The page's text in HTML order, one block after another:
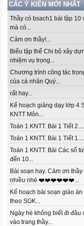
CÁC Ý KIẾN MỚI NHẤT
Thầy có bsach1 bài tập 10
mà có...
Cảm ơn thầy!...
Biểu tập thể Chi bộ xây
nhiệm vụ trọng...
Chương trình công tác
của cá nhân Quý...
rất hay...
Kế hoạch giảng dạy lớp 4
KNTT Môn...
Toán 1 KNTT. Bài 1 Tiết 2....
Toán 1 KNTT. Bài 1 Tiết 1....
Toán 1 KNTT. Bài Các số
đến 10...
Bài soạn hay. Cảm ơn thầy
nhiều nhé ❤️❤️❤️❤️❤️❤️...
Kế hoạch bài soạn giáo án
theo SGK...
Ngày hè không biết đi đâu
vào trang thầy...